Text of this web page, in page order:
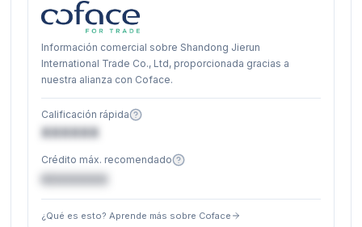
Información comercial sobre Shandong Jierun
International Trade Co., Ltd, proporcionada gracias a
nuestra alianza con Coface.
Calificación rápida
XXXXXX
Crédito máx. recomendado
€XXXXXX
¿Qué es esto? Aprende más sobre Coface